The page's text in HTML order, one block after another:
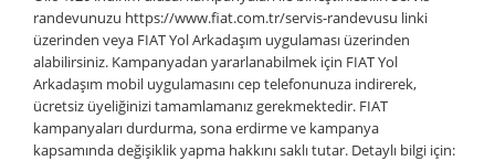
randevunuzu https://www.fiat.com.tr/servis-randevusu linki
üzerinden veya FIAT Yol Arkadaşım uygulaması üzerinden
alabilirsiniz. Kampanyadan yararlanabilmek için FIAT Yol
Arkadaşım mobil uygulamasını cep telefonunuza indirerek,
ücretsiz üyeliğinizi tamamlamanız gerekmektedir. FIAT
kampanyaları durdurma, sona erdirme ve kampanya
kapsamında değişiklik yapma hakkını saklı tutar. Detaylı bilgi için: